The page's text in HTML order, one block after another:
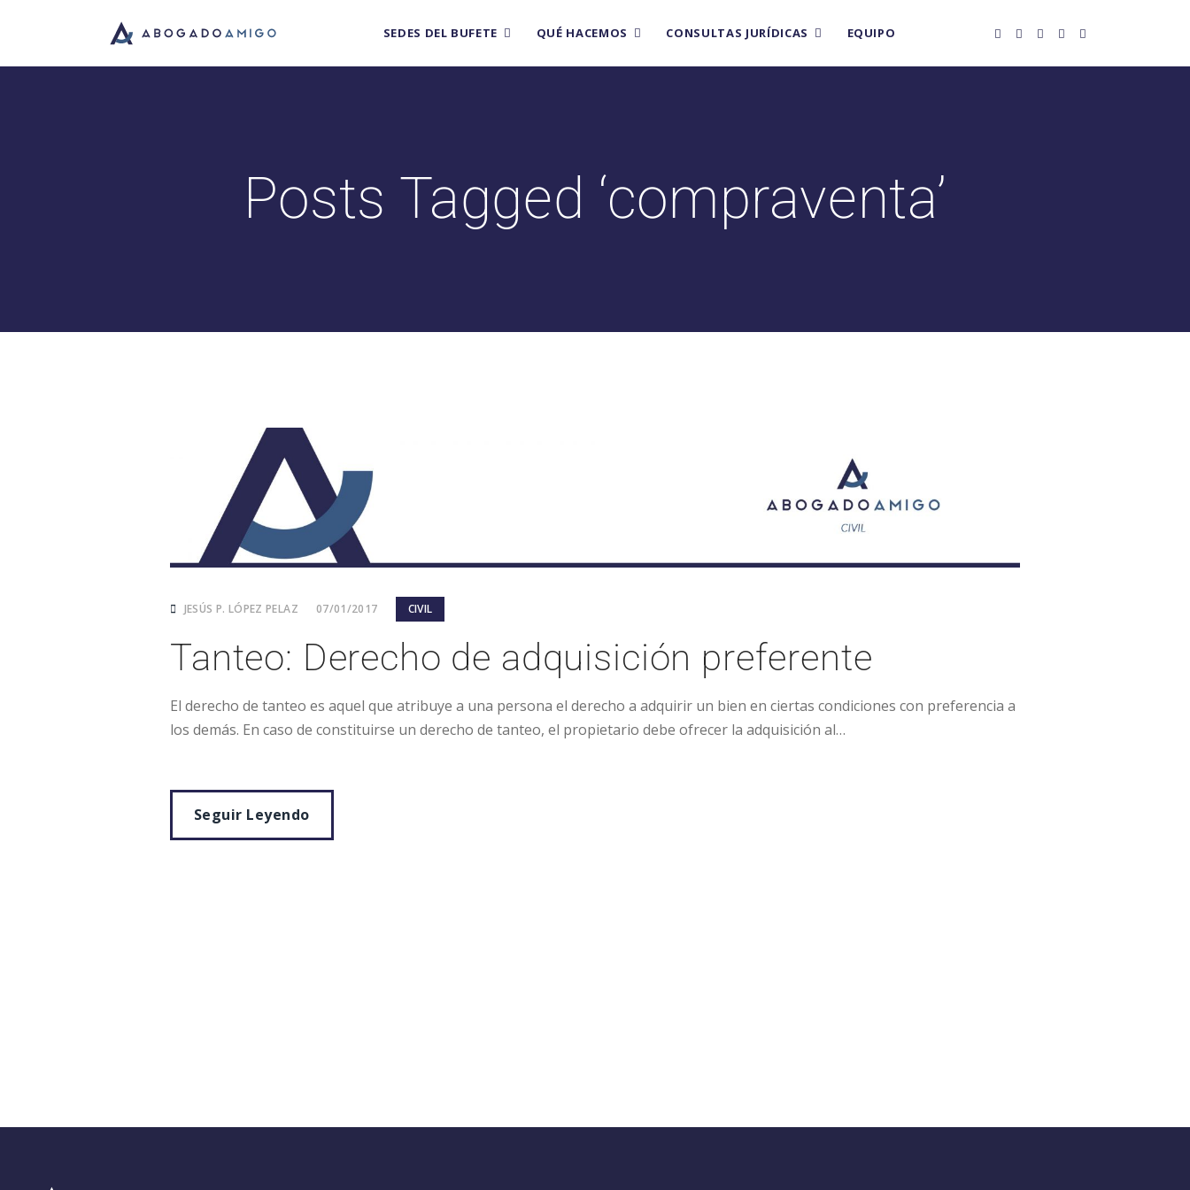
SEDES DEL BUFETE QUÉ HACEMOS CONSULTAS JURÍDICAS EQUIPO
Posts Tagged ‘compraventa’
JESÚS P. LÓPEZ PELAZ 07/01/2017 CIVIL
Tanteo: Derecho de adquisición preferente
El derecho de tanteo es aquel que atribuye a una persona el derecho a adquirir un bien en ciertas condiciones con preferencia a
los demás. En caso de constituirse un derecho de tanteo, el propietario debe ofrecer la adquisición al…
Seguir Leyendo